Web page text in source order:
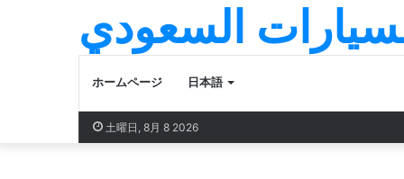
السعودي
ホームページ 日本語
土曜日, 8月 8 2026